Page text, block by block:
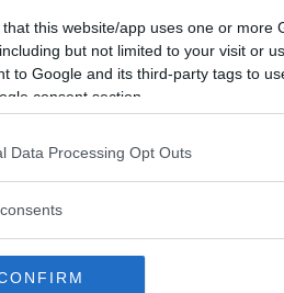
that this website/app uses one or more
but not limited to your visit or
to Google and its third-party tags to
consent section.
Data Processing Opt Outs
2017-08-21 08:11